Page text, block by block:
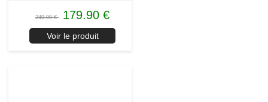
249.90 € 179.90 €
Voir le produit